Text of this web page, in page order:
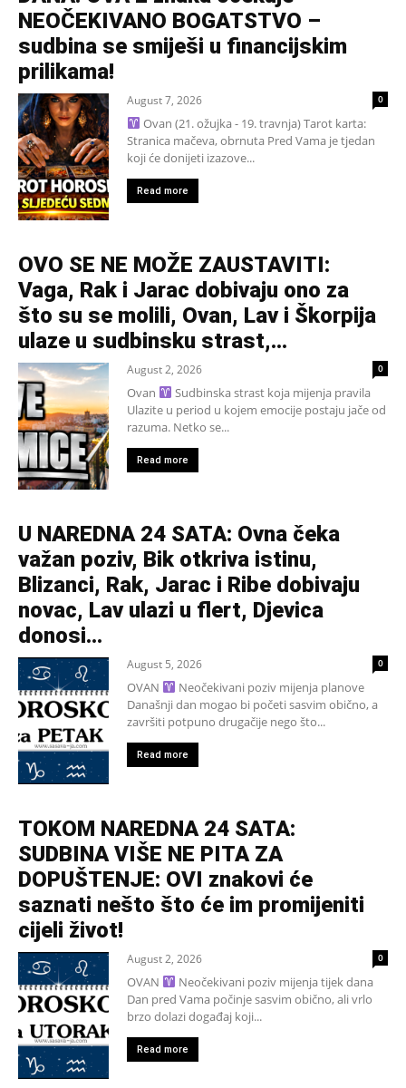
NEOČEKIVANO BOGATSTVO –
sudbina se smiješi u financijskim
prilikama!
August 7, 2026 0
Ovan (21. ožujka - 19. travnja) Tarot karta:
Stranica mačeva, obrnuta Pred Vama je tjedan
koji će donijeti izazove...
Read more
OVO SE NE MOŽE ZAUSTAVITI:
Vaga, Rak i Jarac dobivaju ono za
što su se molili, Ovan, Lav i Škorpija
ulaze u sudbinsku strast,...
August 2, 2026 0
Ovan
Sudbinska strast koja mijenja pravila
Ulazite u period u kojem emocije postaju jače od
razuma. Netko se...
Read more
U NAREDNA 24 SATA: Ovna čeka
važan poziv, Bik otkriva istinu,
Blizanci, Rak, Jarac i Ribe dobivaju
novac, Lav ulazi u flert, Djevica
donosi...
August 5, 2026 0
OVAN
Neočekivani poziv mijenja planove
Današnji dan mogao bi početi sasvim obično, a
završiti potpuno drugačije nego što...
Read more
TOKOM NAREDNA 24 SATA:
SUDBINA VIŠE NE PITA ZA
DOPUŠTENJE: OVI znakovi će
saznati nešto što će im promijeniti
cijeli život!
August 2, 2026 0
OVAN
Neočekivani poziv mijenja tijek dana
Dan pred Vama počinje sasvim obično, ali vrlo
brzo dolazi događaj koji...
Read more